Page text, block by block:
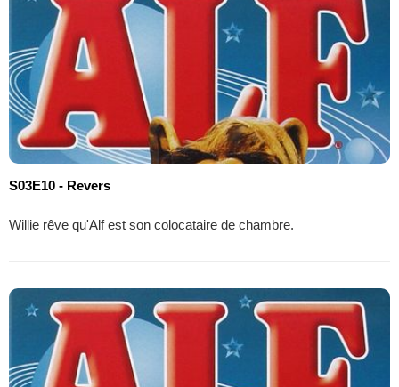
S03E10 - Revers
Willie rêve qu'Alf est son colocataire de chambre.